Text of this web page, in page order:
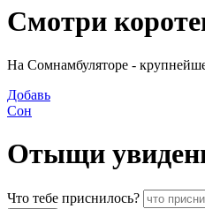
Смотри
На Сомнамбуляторе -
Добавь
Сон
Отыщи
Что тебе приснилось?